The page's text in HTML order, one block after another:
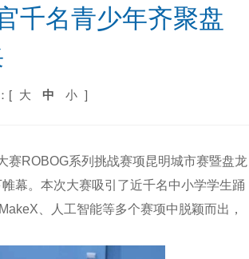
千名青少年齐聚盘
[ 大 中 小 ]
赛ROBOG系列挑战赛项昆明城市赛暨盘龙
幕。本次大赛吸引了近千名中小学学生踊
、人工智能等多个赛项中脱颖而出，